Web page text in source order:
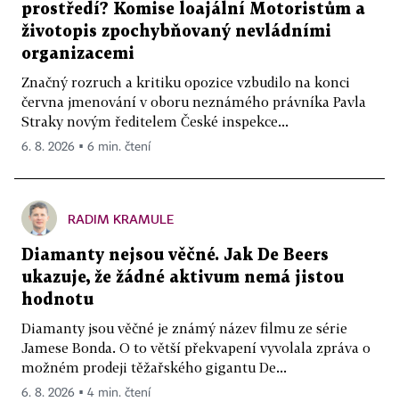
prostředí? Komise loajální Motoristům a
životopis zpochybňovaný nevládními
organizacemi
Značný rozruch a kritiku opozice vzbudilo na konci
června jmenování v oboru neznámého právníka Pavla
Straky novým ředitelem České inspekce...
6. 8. 2026 ▪ 6 min. čtení
RADIM KRAMULE
Diamanty nejsou věčné. Jak De Beers
ukazuje, že žádné aktivum nemá jistou
hodnotu
Diamanty jsou věčné je známý název filmu ze série
Jamese Bonda. O to větší překvapení vyvolala zpráva o
možném prodeji těžařského gigantu De...
6. 8. 2026 ▪ 4 min. čtení